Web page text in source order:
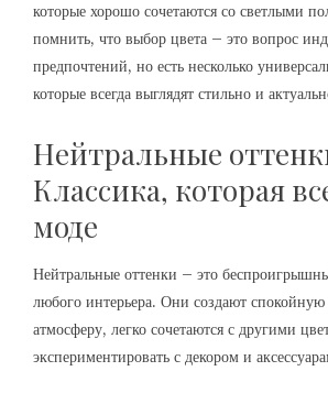
которые хорошо сочетаются со светлыми
помнить, что выбор цвета – это вопрос
предпочтений, но есть несколько
которые всегда выглядят стильно и
Нейтральные
Классика, которая
моде
Нейтральные оттенки – это
любого интерьера. Они создают
атмосферу, легко сочетаются с другими
экспериментировать с декором и